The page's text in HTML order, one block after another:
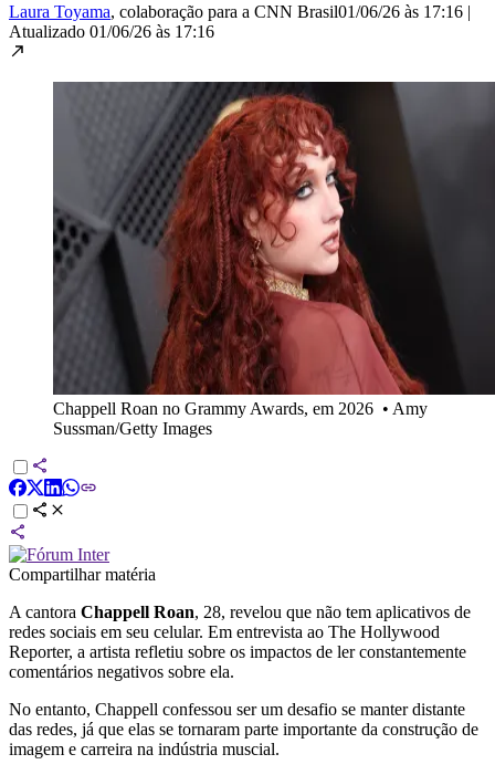
Laura Toyama, colaboração para a CNN Brasil01/06/26 às 17:16 |
Atualizado 01/06/26 às 17:16
Chappell Roan no Grammy Awards, em 2026 • Amy
Sussman/Getty Images
Compartilhar matéria
A cantora Chappell Roan, 28, revelou que não tem aplicativos de
redes sociais em seu celular. Em entrevista ao The Hollywood
Reporter, a artista refletiu sobre os impactos de ler constantemente
comentários negativos sobre ela.
No entanto, Chappell confessou ser um desafio se manter distante
das redes, já que elas se tornaram parte importante da construção de
imagem e carreira na indústria muscial.